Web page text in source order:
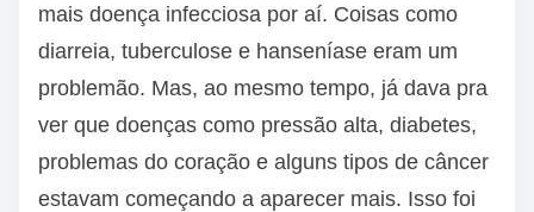
mais doença infecciosa por aí. Coisas como
diarreia, tuberculose e hanseníase eram um
problemão. Mas, ao mesmo tempo, já dava pra
ver que doenças como pressão alta, diabetes,
problemas do coração e alguns tipos de câncer
estavam começando a aparecer mais. Isso foi